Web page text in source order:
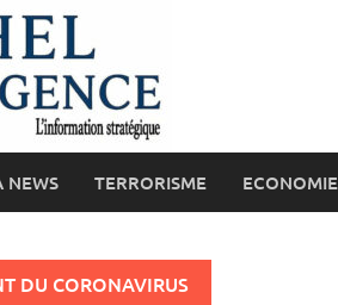
NEWS TERRORISME ECONOMIE
DU CORONAVIRUS